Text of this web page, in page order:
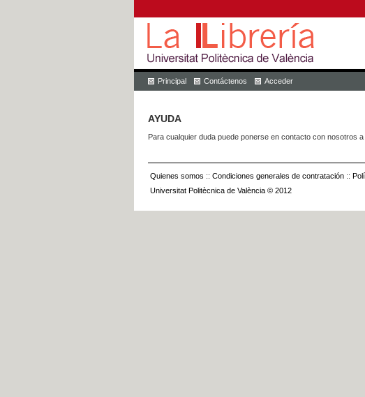
Principal Contáctenos Acceder
AYUDA
Para cualquier duda puede ponerse en contacto con nosotros
Quienes somos :: Condiciones generales de contratación ::
Universitat Politècnica de València © 2012